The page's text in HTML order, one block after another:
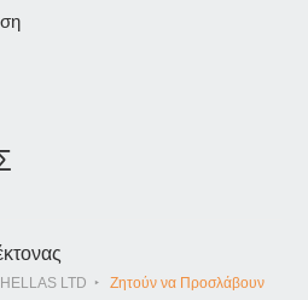
LTD Ζητούν να Προσλάβουν